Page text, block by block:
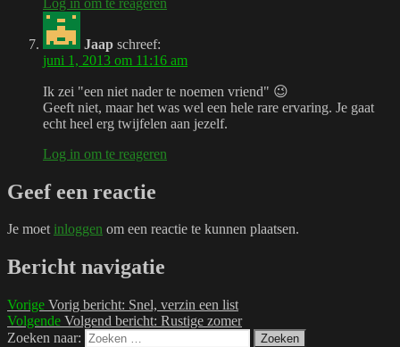
Jaap schreef:
juni 1, 2013 om 11:16 am
Ik zei "een niet nader te noemen vriend" 😉
Geeft niet, maar het was wel een hele rare ervaring. Je gaat
echt heel erg twijfelen aan jezelf.
Log in om te reageren
Geef een reactie
Je moetinloggen om een reactie te kunnen plaatsen.
Bericht navigatie
Vorige Vorig bericht: Snel, verzin een list
Volgende Volgend bericht: Rustige zomer
Zoeken naar:
Zoeken